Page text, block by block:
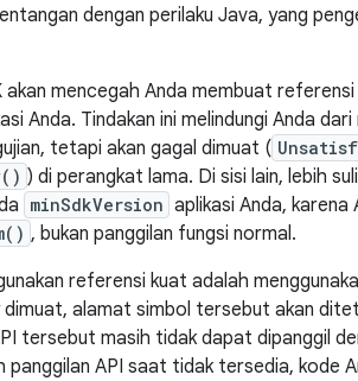
dengan perilaku Java, yang
akan mencegah Anda membuat
Anda. Tindakan ini melindungi Anda
tetapi akan gagal dimuat (
) di perangkat lama. Di sisi lain, lebih
minSdkVersion aplikasi Anda, karena
, bukan panggilan fungsi normal.
referensi kuat adalah
alamat simbol tersebut akan
tersebut masih tidak dapat dipanggil
panggilan API saat tidak tersedia, kode